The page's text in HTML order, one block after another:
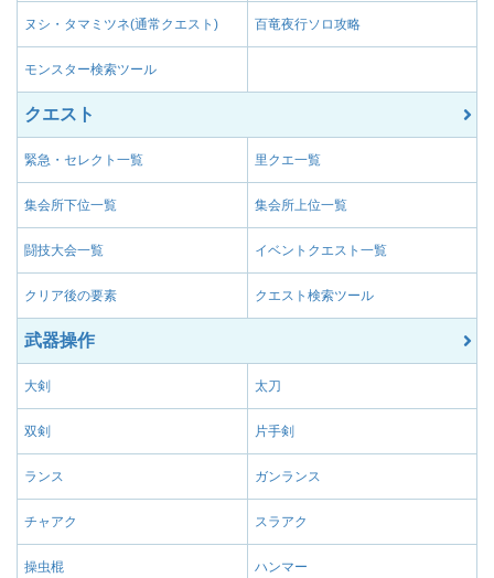
ヌシ・タマミツネ(通常クエスト) 百竜夜行ソロ攻略
モンスター検索ツール
クエスト
緊急・セレクト一覧 里クエ一覧
集会所下位一覧 集会所上位一覧
闘技大会一覧 イベントクエスト一覧
クリア後の要素 クエスト検索ツール
武器操作
大剣 太刀
双剣 片手剣
ランス ガンランス
チャアク スラアク
操虫棍 ハンマー